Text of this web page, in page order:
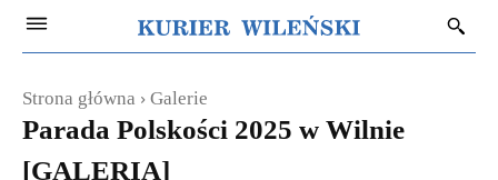
Strona główna Galerie
Parada Polskości 2025 w Wilnie
[GALERIA]